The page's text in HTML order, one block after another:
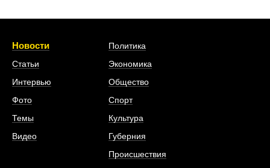
Новости
Статьи
Интервью
Фото
Темы
Видео
Политика
Экономика
Общество
Спорт
Культура
Губерния
Происшествия